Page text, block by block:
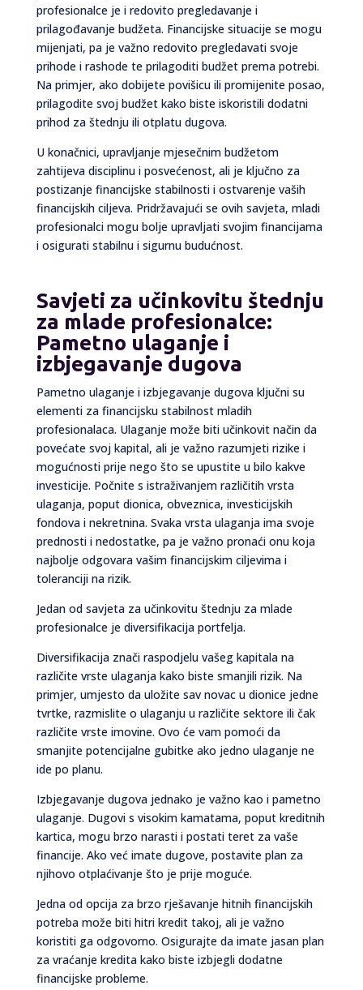
profesionalce je i redovito pregledavanje i
prilagođavanje budžeta. Financijske situacije se mogu
mijenjati, pa je važno redovito pregledavati svoje
prihode i rashode te prilagoditi budžet prema potrebi.
Na primjer, ako dobijete povišicu ili promijenite posao,
prilagodite svoj budžet kako biste iskoristili dodatni
prihod za štednju ili otplatu dugova.
U konačnici, upravljanje mjesečnim budžetom
zahtijeva disciplinu i posvećenost, ali je ključno za
postizanje financijske stabilnosti i ostvarenje vaših
financijskih ciljeva. Pridržavajući se ovih savjeta, mladi
profesionalci mogu bolje upravljati svojim financijama
i osigurati stabilnu i sigurnu budućnost.
Savjeti za učinkovitu štednju
za mlade profesionalce:
Pametno ulaganje i
izbjegavanje dugova
Pametno ulaganje i izbjegavanje dugova ključni su
elementi za financijsku stabilnost mladih
profesionalaca. Ulaganje može biti učinkovit način da
povećate svoj kapital, ali je važno razumjeti rizike i
mogućnosti prije nego što se upustite u bilo kakve
investicije. Počnite s istraživanjem različitih vrsta
ulaganja, poput dionica, obveznica, investicijskih
fondova i nekretnina. Svaka vrsta ulaganja ima svoje
prednosti i nedostatke, pa je važno pronaći onu koja
najbolje odgovara vašim financijskim ciljevima i
toleranciji na rizik.
Jedan od savjeta za učinkovitu štednju za mlade
profesionalce je diversifikacija portfelja.
Diversifikacija znači raspodjelu vašeg kapitala na
različite vrste ulaganja kako biste smanjili rizik. Na
primjer, umjesto da uložite sav novac u dionice jedne
tvrtke, razmislite o ulaganju u različite sektore ili čak
različite vrste imovine. Ovo će vam pomoći da
smanjite potencijalne gubitke ako jedno ulaganje ne
ide po planu.
Izbjegavanje dugova jednako je važno kao i pametno
ulaganje. Dugovi s visokim kamatama, poput kreditnih
kartica, mogu brzo narasti i postati teret za vaše
financije. Ako već imate dugove, postavite plan za
njihovo otplaćivanje što je prije moguće.
Jedna od opcija za brzo rješavanje hitnih financijskih
potreba može biti hitri kredit takoj, ali je važno
koristiti ga odgovorno. Osigurajte da imate jasan plan
za vraćanje kredita kako biste izbjegli dodatne
financijske probleme.